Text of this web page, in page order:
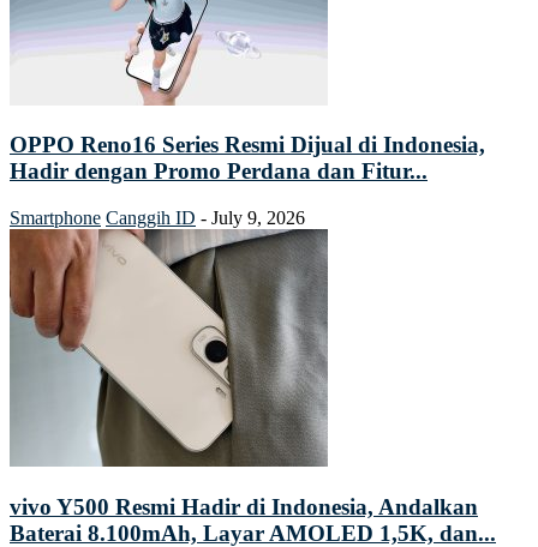
OPPO Reno16 Series Resmi Dijual di Indonesia,
Hadir dengan Promo Perdana dan Fitur...
Smartphone Canggih ID - July 9, 2026
vivo Y500 Resmi Hadir di Indonesia, Andalkan
Baterai 8.100mAh, Layar AMOLED 1,5K, dan...